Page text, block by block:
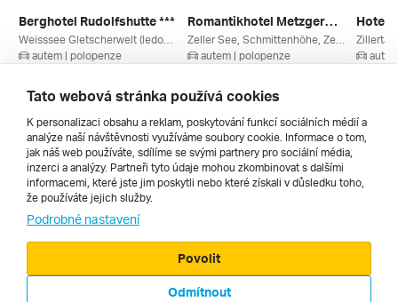
Berghotel Rudolfshutte ***
autem | polopenze
9 210 Kč
Romantikhotel Metzgerwirt ****
autem | polopenze
8 757 Kč
Hotel
Všechny
Cestopisy
Tato webová stránka používá cookies
K personalizaci obsahu a reklam, poskytování funkcí sociálních médií a
analýze naší návštěvnosti využíváme soubory cookie. Informace o tom,
jak náš web používáte, sdílíme se svými partnery pro sociální média,
inzerci a analýzy. Partneři tyto údaje mohou zkombinovat s dalšími
informacemi, které jste jim poskytli nebo které získali v důsledku toho,
že používáte jejich služby.
Podrobné nastavení
Odmítnout
Povolit